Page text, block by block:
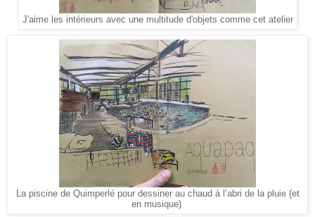
J'aime les intérieurs avec une multitude d'objets comme cet atelier
La piscine de Quimperlé pour dessiner au chaud à l’abri de la pluie (et
en musique)